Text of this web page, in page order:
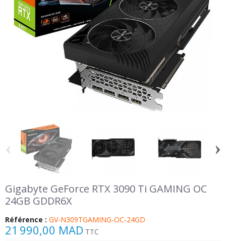
‹ ›
Gigabyte GeForce RTX 3090 Ti GAMING OC
24GB GDDR6X
Référence : GV-N309TGAMING-OC-24GD
21 990,00 MAD TTC